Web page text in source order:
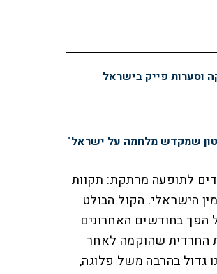
וסערות פייק בישראל
שמקדש מלחמה על ישראל"
לתופעה מרתקת: תקוות
הישראלי. הקול הבולט
הפך בחודשים האחרונים
החרדית שהוקמה לאחר
גדול בהרבה משל פלוגה,